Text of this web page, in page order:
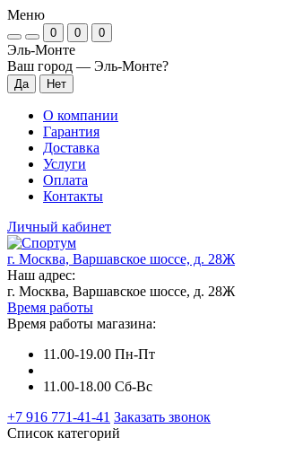
Меню
0 0 0
Эль-Монте
Ваш город — Эль-Монте?
О компании
Гарантия
Доставка
Услуги
Оплата
Контакты
Личный кабинет
г. Москва, Варшавское шоссе, д. 28Ж
Наш адрес:
г. Москва, Варшавское шоссе, д. 28Ж
Время работы
Время работы магазина:
11.00-19.00 Пн-Пт
11.00-18.00 Сб-Вс
+7 916 771-41-41 Заказать звонок
Список категорий